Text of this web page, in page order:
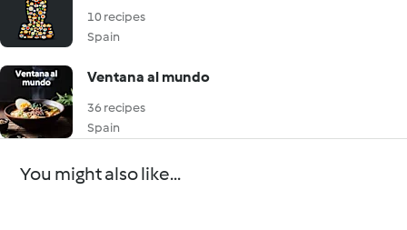
10 recipes
Spain
Ventana al mundo
36 recipes
Spain
You might also like...